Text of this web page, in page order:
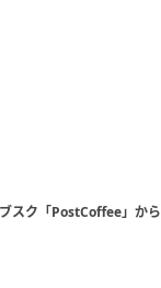
スク「PostCoffee」か